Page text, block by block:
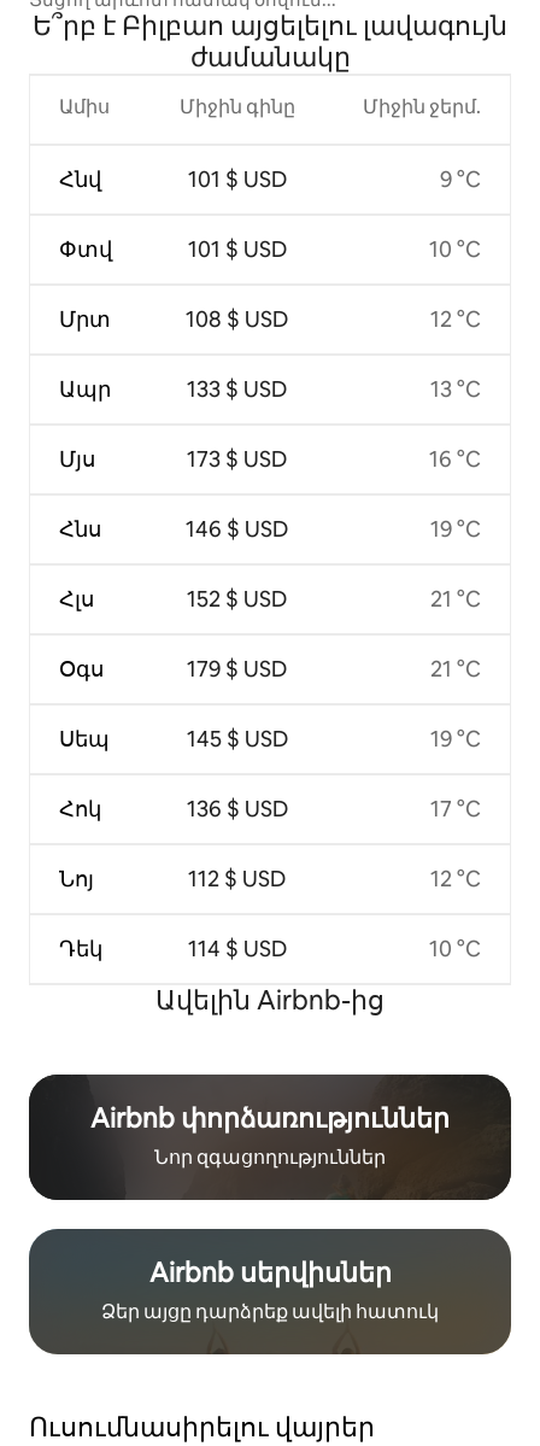
Ե՞րբ է Բիլբաո այցելելու լավագույն
ժամանակը
Ամիս
Հնվ
Փտվ
Մրտ
Ապր
Մյս
Հնս
Հլս
Օգս
Սեպ
Հոկ
Նոյ
Դեկ
Միջին գինը
101 $ USD
101 $ USD
108 $ USD
133 $ USD
173 $ USD
146 $ USD
152 $ USD
179 $ USD
145 $ USD
136 $ USD
112 $ USD
114 $ USD
Միջին ջերմ.
9 °C
10 °C
12 °C
13 °C
16 °C
19 °C
21 °C
21 °C
19 °C
17 °C
12 °C
10 °C
Ավելին Airbnb-ից
Airbnb փորձառություններ
Նոր զգացողություններ
Airbnb սերվիսներ
Ձեր այցը դարձրեք ավելի հատուկ
Ուսումնասիրելու վայրեր